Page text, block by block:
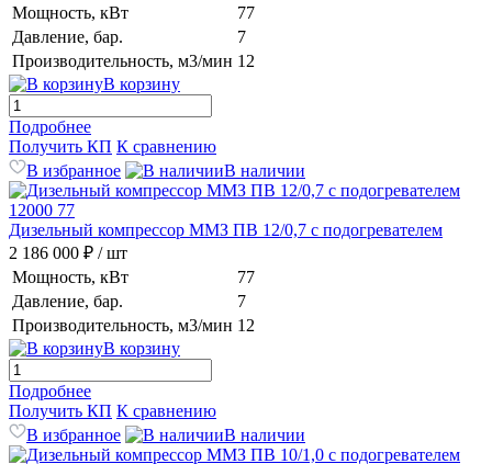
Мощность, кВт
77
Давление, бар.
7
Производительность, м3/мин 12
В корзину
Подробнее
Получить КП К сравнению
В избранное
В наличии
Дизельный компрессор ММЗ ПВ 12/0,7 с подогревателем
2 186 000 ₽ / шт
Мощность, кВт
77
Давление, бар.
7
Производительность, м3/мин 12
В корзину
Подробнее
Получить КП К сравнению
В избранное
В наличии